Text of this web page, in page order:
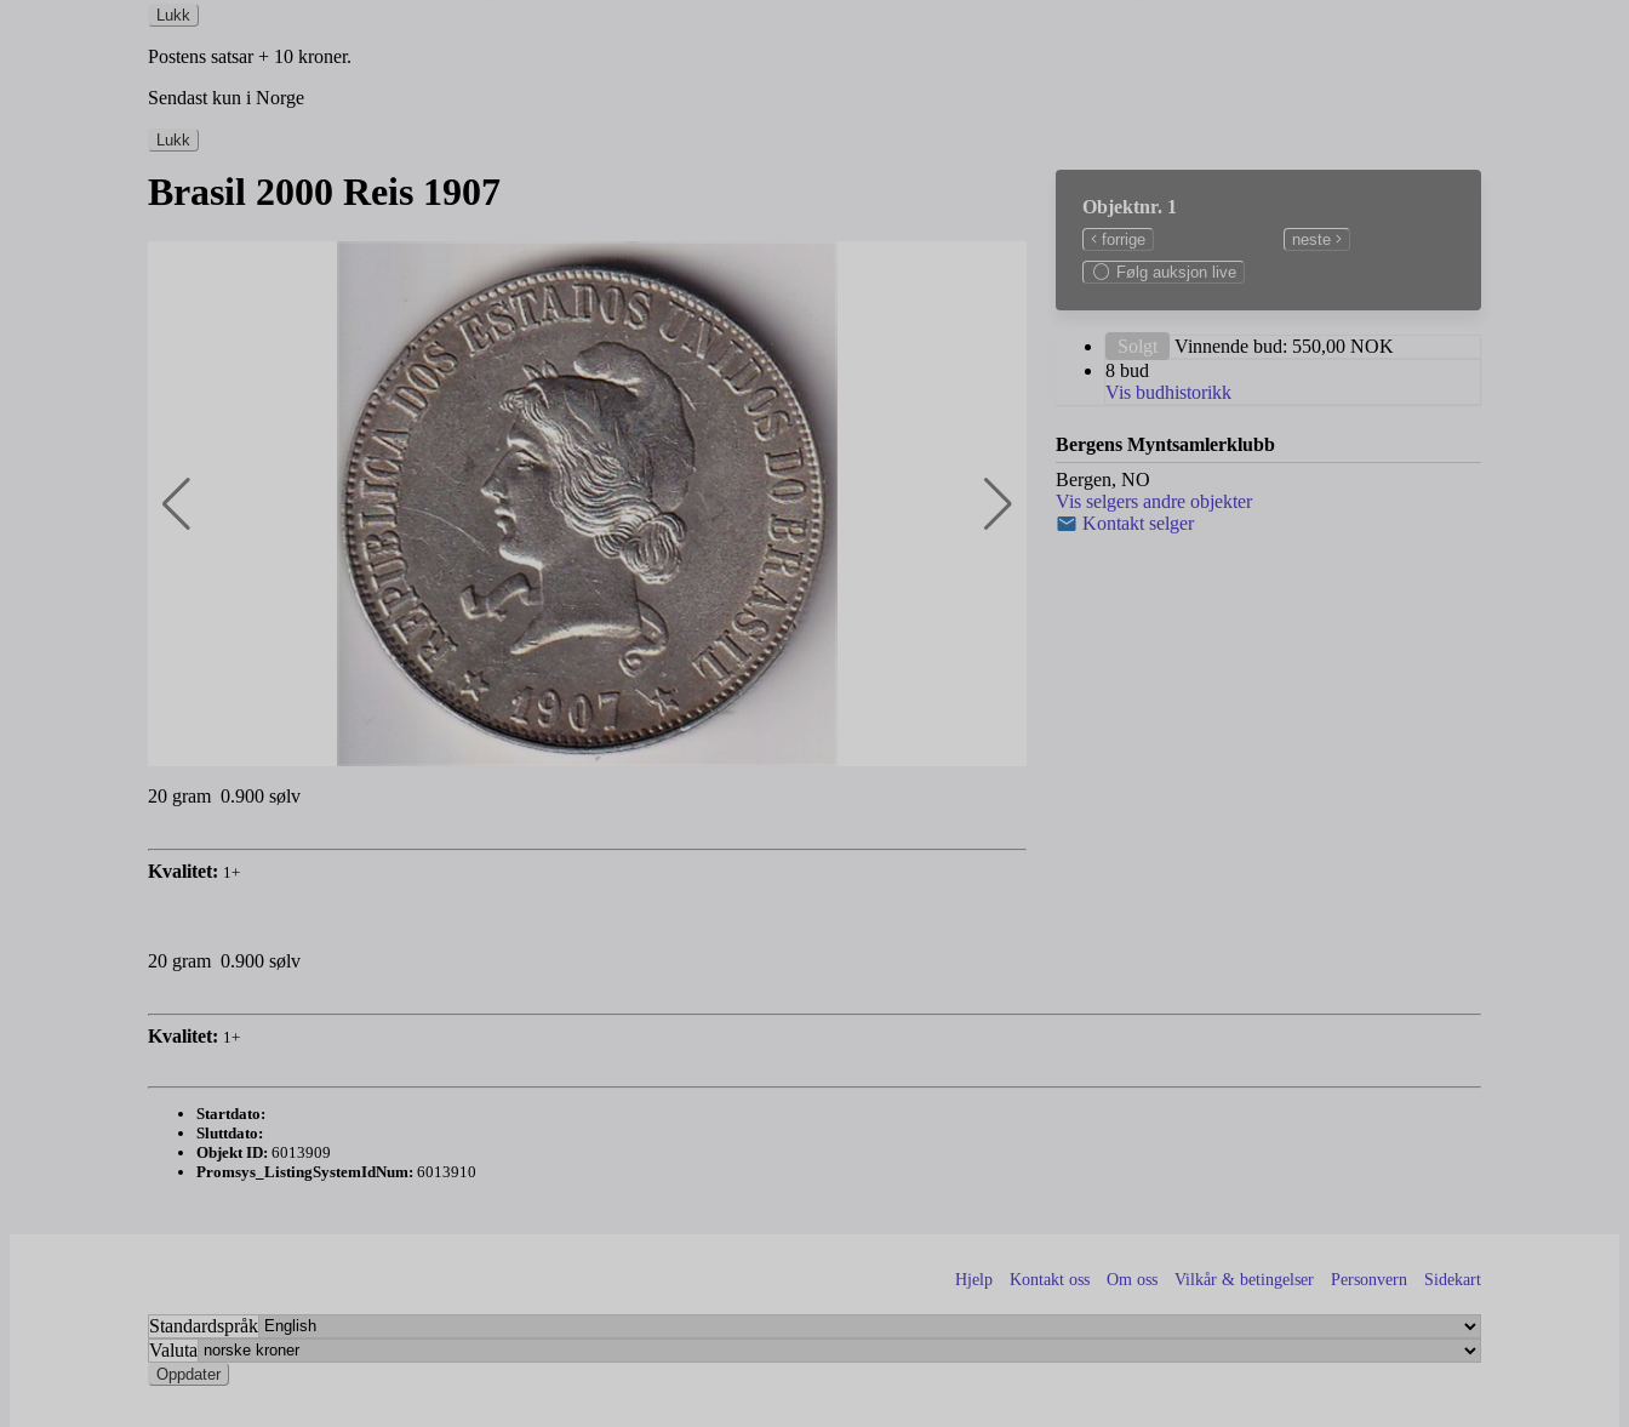
Lukk
Postens satsar + 10 kroner.
Sendast kun i Norge
Lukk
Brasil 2000 Reis 1907
20 gram 0.900 sølv
Kvalitet: 1+
Objektnr. 1
forrige
neste
Følg auksjon live
Solgt Vinnende bud: 550,00 NOK
8 bud
Vis budhistorikk
Bergens Myntsamlerklubb
Bergen, NO
Vis selgers andre objekter
Kontakt selger
20 gram 0.900 sølv
Kvalitet: 1+
Startdato:
Sluttdato:
Objekt ID: 6013909
Promsys_ListingSystemIdNum: 6013910
Hjelp Kontakt oss Om oss Vilkår & betingelser Personvern Sidekart
Standardspråk
Valuta